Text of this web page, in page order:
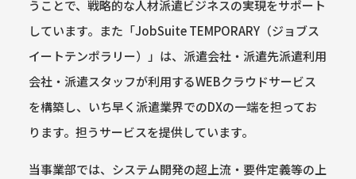
うことで、戦略的な人材派遣ビジネスの実現をサポート
しています。また「JobSuite TEMPORARY（ジョブス
イートテンポラリー）」は、派遣会社・派遣先派遣利用
会社・派遣スタッフが利用するWEBクラウドサービス
を構築し、いち早く派遣業界でのDXの一端を担ってお
ります。担うサービスを提供しています。
当事業部では、システム開発の超上流・要件定義等の上